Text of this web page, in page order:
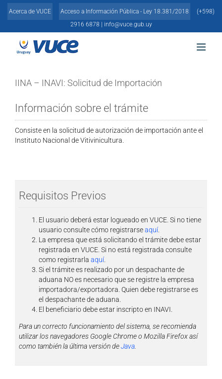
Skip
Acerca de VUCE Acceso a Información Pública - Ley 18.381/2018
(+598)
2916 6878 |
info@vuce.gub.uy
IINA – INAVI: Solicitud de Importación
Información sobre el trámite
Consiste en la solicitud de autorización de importación ante el
Instituto Nacional de Vitivinicultura.
Requisitos Previos
El usuario deberá estar logueado en VUCE. Si no tiene
usuario consulte cómo registrarseaquí.
La empresa que está solicitando el trámite debe estar
registrada en VUCE. Si no está registrada consulte
como registrarla aquí.
Si el trámite es realizado por un despachante de
aduana NO es necesario que se registre la empresa
importadora/exportadora. Quien debe registrarse es
el despachante de aduana.
El beneficiario debe estar inscripto en INAVI.
Para un correcto funcionamiento del sistema, se recomienda
utilizar los navegadores Google Chrome o Mozilla Firefox así
como también la última versión deJava.